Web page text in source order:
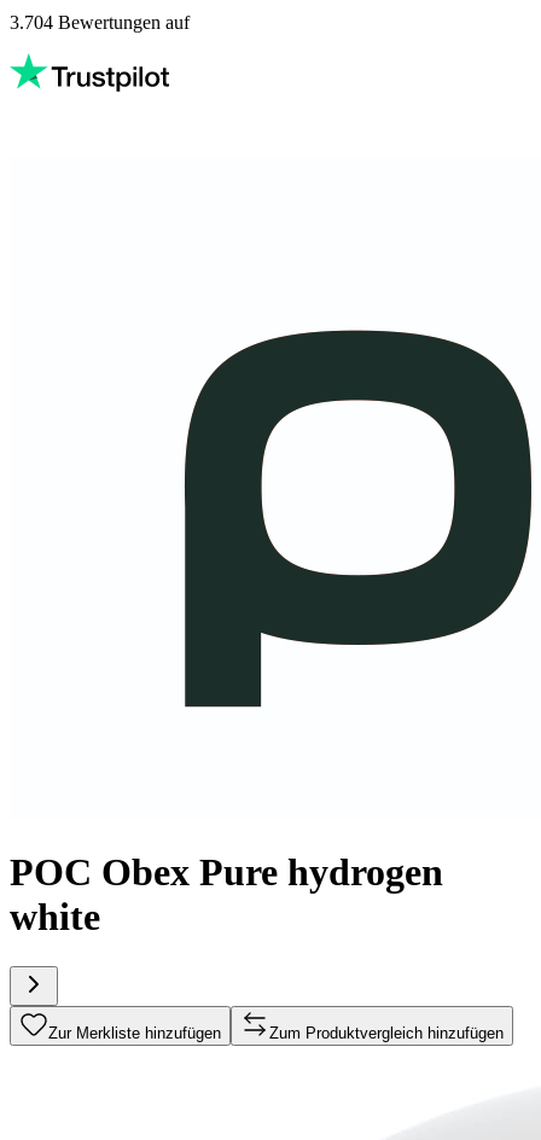
3.704 Bewertungen auf
POC Obex Pure hydrogen
white
Zur Merkliste hinzufügen Zum Produktvergleich hinzufügen